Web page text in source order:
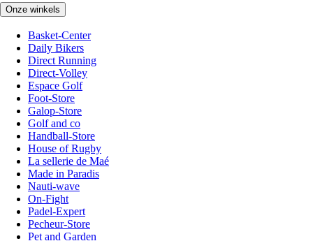
Onze winkels
Basket-Center
Daily Bikers
Direct Running
Direct-Volley
Espace Golf
Foot-Store
Galop-Store
Golf and co
Handball-Store
House of Rugby
La sellerie de Maé
Made in Paradis
Nauti-wave
On-Fight
Padel-Expert
Pecheur-Store
Pet and Garden